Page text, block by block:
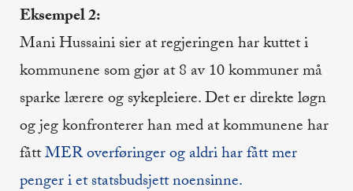
Eksempel 2:
Mani Hussaini sier at regjeringen har kuttet i
kommunene som gjør at 8 av 10 kommuner må
sparke lærere og sykepleiere. Det er direkte løgn
og jeg konfronterer han med at kommunene har
fåttMER overføringer og aldri har fått mer
penger i et statsbudsjett noensinne.